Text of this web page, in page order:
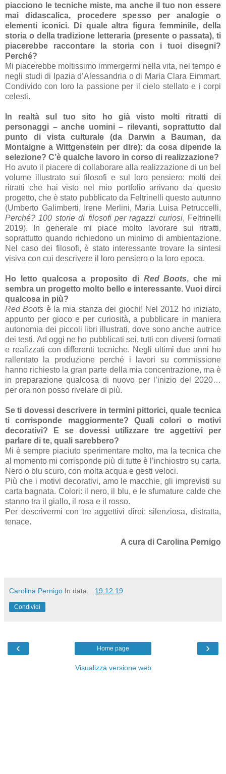
piacciono le tecniche miste, ma anche il tuo non essere
mai didascalica, procedere spesso per analogie o
elementi iconici. Di quale altra figura femminile, della
storia o della tradizione letteraria (presente o passata), ti
piacerebbe raccontare la storia con i tuoi disegni?
Perché?
Mi piacerebbe moltissimo immergermi nella vita, nel tempo e
negli studi di Ipazia d’Alessandria o di Maria Clara Eimmart.
Condivido con loro la passione per il cielo stellato e i corpi
celesti.
In realtà sul tuo sito ho già visto molti ritratti di
personaggi – anche uomini – rilevanti, soprattutto dal
punto di vista culturale (da Darwin a Bauman, da
Montaigne a Wittgenstein per dire): da cosa dipende la
selezione? C’è qualche lavoro in corso di realizzazione?
Ho avuto il piacere di collaborare alla realizzazione di un bel
volume illustrato sui filosofi e sul loro pensiero: molti dei
ritratti che hai visto nel mio portfolio arrivano da questo
progetto, che è stato pubblicato da Feltrinelli questo autunno
(Umberto Galimberti, Irene Merlini, Maria Luisa Petruccelli,
Perché? 100 storie di filosofi per ragazzi curiosi, Feltrinelli
2019). In generale mi piace molto lavorare sui ritratti,
soprattutto quando richiedono un minimo di ambientazione.
Nel caso dei filosofi, è stato interessante trovare la sintesi
visiva con cui descrivere il loro pensiero o la loro epoca.
Ho letto qualcosa a proposito di Red Boots, che mi
sembra un progetto molto bello e interessante. Vuoi dirci
qualcosa in più?
Red Boots è la mia stanza dei giochi! Nel 2012 ho iniziato,
appunto per gioco e per curiosità, a pubblicare in maniera
autonomia dei piccoli libri illustrati, dove sono anche autrice
dei testi. Ad oggi ne ho pubblicati sei, tutti con diversi formati
e realizzati con differenti tecniche. Negli ultimi due anni ho
rallentato la produzione perché i lavori su commissione
hanno richiesto la gran parte della mia concentrazione, ma è
in preparazione qualcosa di nuovo per l’inizio del 2020…
per ora non posso rivelare di più.
Se ti dovessi descrivere in termini pittorici, quale tecnica
ti corrisponde maggiormente? Quali colori o motivi
decorativi? E se dovessi utilizzare tre aggettivi per
parlare di te, quali sarebbero?
Mi è sempre piaciuto sperimentare molto, ma la tecnica che
al momento mi corrisponde più di tutte è l’inchiostro su carta.
Nero o blu scuro, con molta acqua e gesti veloci.
Più che i motivi decorativi, amo le macchie, gli imprevisti su
carta bagnata. Colori: il nero, il blu, e le sfumature calde che
stanno tra il giallo, il rosa e il rosso.
Per descrivermi con tre aggettivi direi: silenziosa, distratta,
tenace.
A cura di Carolina Pernigo
Carolina Pernigo In data... 19.12.19
Condividi
‹ ›
Home page
Visualizza versione web